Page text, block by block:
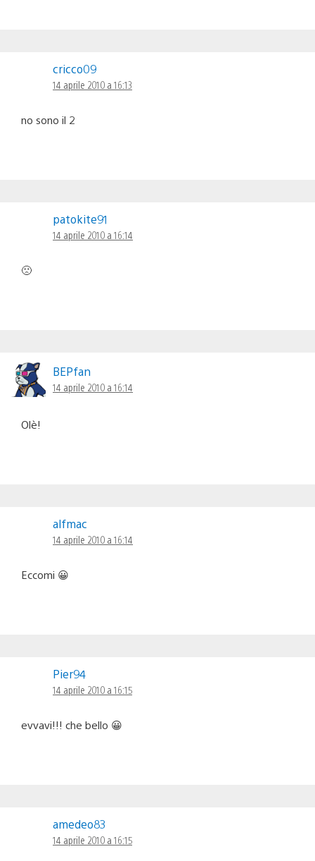
cricco09
14 aprile 2010 a 16:13
no sono il 2
patokite91
14 aprile 2010 a 16:14
🙁
BEPfan
14 aprile 2010 a 16:14
Olè!
alfmac
14 aprile 2010 a 16:14
Eccomi 😀
Pier94
14 aprile 2010 a 16:15
evvavi!!! che bello 😀
amedeo83
14 aprile 2010 a 16:15